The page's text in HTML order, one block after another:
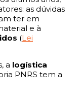
as dúvidas
ter em
e à
(Lei
a logística
PNRS tem a